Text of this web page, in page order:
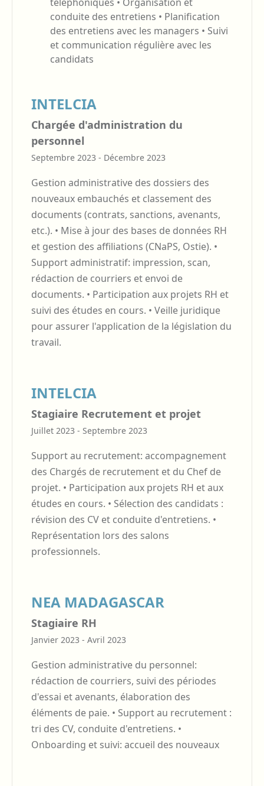
conduite des entretiens • Planification
des entretiens avec les managers • Suivi
et communication régulière avec les
candidats
INTELCIA
Chargée d'administration du
personnel
Septembre 2023 - Décembre 2023
Gestion administrative des dossiers des
nouveaux embauchés et classement des
documents (contrats, sanctions, avenants,
etc.). • Mise à jour des bases de données RH
et gestion des affiliations (CNaPS, Ostie). •
Support administratif: impression, scan,
rédaction de courriers et envoi de
documents. • Participation aux projets RH et
suivi des études en cours. • Veille juridique
pour assurer l'application de la législation du
travail.
INTELCIA
Stagiaire Recrutement et projet
Juillet 2023 - Septembre 2023
Support au recrutement: accompagnement
des Chargés de recrutement et du Chef de
projet. • Participation aux projets RH et aux
études en cours. • Sélection des candidats :
révision des CV et conduite d'entretiens. •
Représentation lors des salons
professionnels.
NEA MADAGASCAR
Stagiaire RH
Janvier 2023 - Avril 2023
Gestion administrative du personnel:
rédaction de courriers, suivi des périodes
d'essai et avenants, élaboration des
éléments de paie. • Support au recrutement :
tri des CV, conduite d'entretiens. •
Onboarding et suivi: accueil des nouveaux